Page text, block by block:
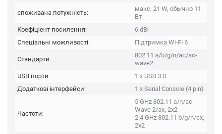
споживана потужність:
макс. 21 W, обычно 11
Вт
Коефіціент посилення:
6 dBi
Спеціальні можливості:
Підтримка Wi-Fi 6
Стандарти:
802.11 a/b/g/n/ac/ac-
wave2
USB порти:
1 x USB 3.0
Додаткові інтерфейси:
1 x Serial Console (4 pin)
Частоти:
5 GHz 802.11 a/n/ac
Wave 2/ax, 2x2
2.4 GHz 802.11 b/g/n/ax,
2x2